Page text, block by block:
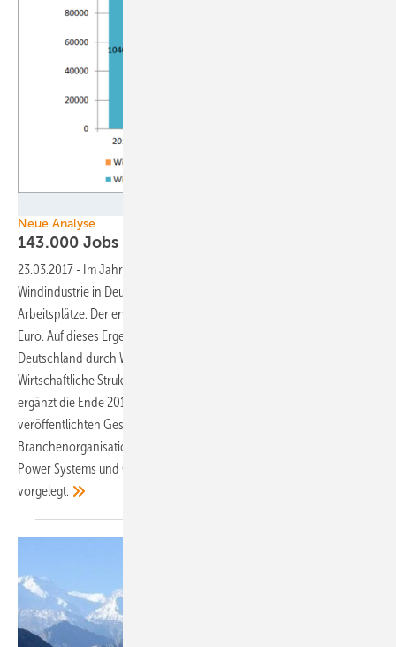
Neue Analyse
143.000 Jobs in der
23.03.2017 - Im Jahr 2015 zählte die Onshore- und Offshore-
Windindustrie in Deutschland insgesamt 143.000 direkte und indirekte
Arbeitsplätze. Der erwirtschaftete Umsatz lag indes bei 13 Milliarden
Euro. Auf dieses Ergebnis kam die Analyse „Beschäftigung in
Deutschland durch Windindustrie“, die die Gesellschaft für
Wirtschaftliche Strukturforschung (GWS) durchführte. Die Analyse
ergänzt die Ende 2016 durch das Bundeswirtschaftsministerium
veröffentlichten Gesamtzahlen und wurde nun von den drei
Branchenorganisationen Bundesverband WindEnergie (BWE), VDMA
Power Systems und Offshore-Wind-Industrie-Allianz (OWIA)
vorgelegt.